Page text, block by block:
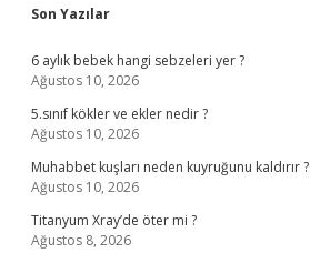
Sidebar
Son Yazılar
6 aylık bebek hangi sebzeleri yer ?
Ağustos 10, 2026
5.sınıf kökler ve ekler nedir ?
Ağustos 10, 2026
Muhabbet kuşları neden kuyruğunu kaldırır ?
Ağustos 10, 2026
Titanyum Xray’de öter mi ?
Ağustos 8, 2026